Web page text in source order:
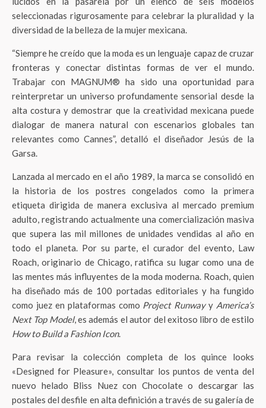
seleccionadas rigurosamente para celebrar la pluralidad y la
diversidad de la belleza de la mujer mexicana.
“Siempre he creído que la moda es un lenguaje capaz de cruzar
fronteras y conectar distintas formas de ver el mundo.
Trabajar con MAGNUM® ha sido una oportunidad para
reinterpretar un universo profundamente sensorial desde la
alta costura y demostrar que la creatividad mexicana puede
dialogar de manera natural con escenarios globales tan
relevantes como Cannes”, detalló el diseñador Jesús de la
Garsa.
Lanzada al mercado en el año 1989, la marca se consolidó en
la historia de los postres congelados como la primera
etiqueta dirigida de manera exclusiva al mercado premium
adulto, registrando actualmente una comercialización masiva
que supera las mil millones de unidades vendidas al año en
todo el planeta. Por su parte, el curador del evento, Law
Roach, originario de Chicago, ratifica su lugar como una de
las mentes más influyentes de la moda moderna. Roach, quien
ha diseñado más de 100 portadas editoriales y ha fungido
como juez en plataformas como Project Runwayy America’s
Next Top Model, es además el autor del exitoso libro de estilo
How to Build a Fashion Icon.
Para revisar la colección completa de los quince looks
«Designed for Pleasure», consultar los puntos de venta del
nuevo helado Bliss Nuez con Chocolate o descargar las
postales del desfile en alta definición a través de su galería de